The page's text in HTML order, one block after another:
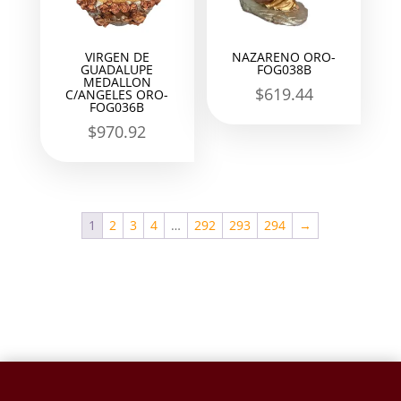
VIRGEN DE
GUADALUPE
MEDALLON
C/ANGELES ORO-
FOG036B
$970.92
NAZARENO ORO-
FOG038B
$619.44
1 2 3 4 … 292 293 294 →